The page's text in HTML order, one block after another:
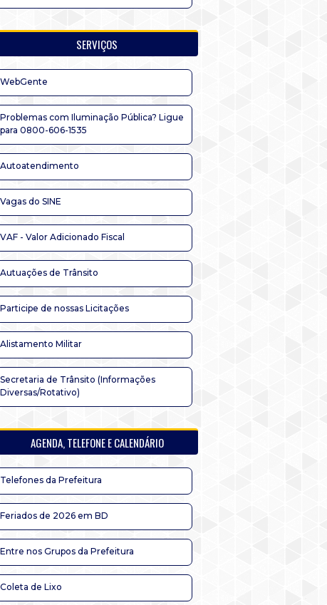
SERVIÇOS
WebGente
Problemas com Iluminação Pública? Ligue
para 0800-606-1535
Autoatendimento
Vagas do SINE
VAF - Valor Adicionado Fiscal
Autuações de Trânsito
Participe de nossas Licitações
Alistamento Militar
Secretaria de Trânsito (Informações
Diversas/Rotativo)
AGENDA, TELEFONE E CALENDÁRIO
Telefones da Prefeitura
Feriados de 2026 em BD
Entre nos Grupos da Prefeitura
Coleta de Lixo